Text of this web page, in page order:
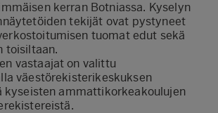
kerran Botniassa. Kyselyn
tekijät ovat pystyneet
tuomat edut sekä
toisiltaan.
vastaajat on valittu
väestörekisterikeskuksen
kyseisten ammattikorkeakoulujen